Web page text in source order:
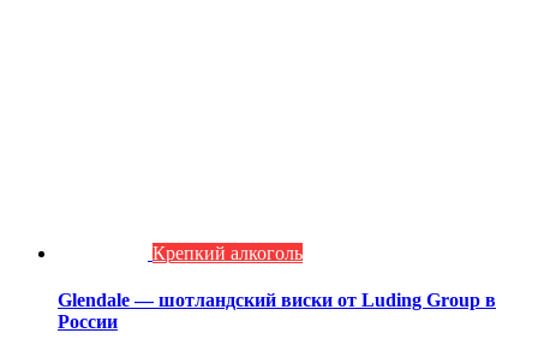
Крепкий алкоголь
Glendale — шотландский виски от Luding Group в
России